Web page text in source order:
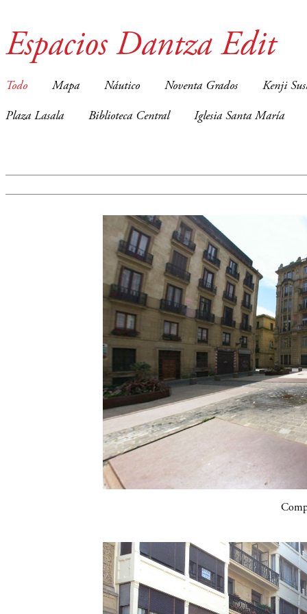
Espacios Dantza Edit
Todo Mapa Náutico Noventa Grados Kenji
Plaza Lasala Biblioteca Central Iglesia Santa María